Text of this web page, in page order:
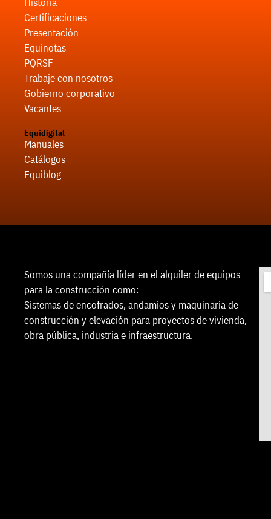
Certificaciones
Presentación
Equinotas
PQRSF
Trabaje con nosotros
Gobierno corporativo
Vacantes
Equidigital
Manuales
Catálogos
Equiblog
Somos una compañía líder en el alquiler de equipos
para la construcción como:
Sistemas de encofrados, andamios y maquinaria de
construcción y elevación para proyectos de vivienda,
obra pública, industria e infraestructura.